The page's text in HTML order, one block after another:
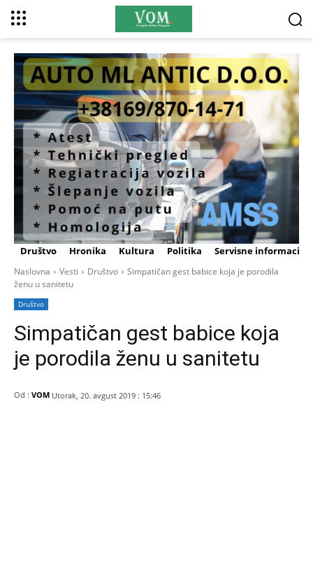
Društvo Hronika Kultura Politika Servisne informacije
Naslovna Vesti Društvo
Simpatičan gest babice koja je porodila
ženu u sanitetu
Društvo
Simpatičan gest babice koja
je porodila ženu u sanitetu
Od : VOM Utorak, 20. avgust 2019 : 15:46